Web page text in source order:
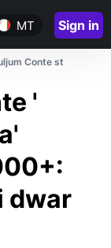
MT Sign in
Conte st
'
dwar